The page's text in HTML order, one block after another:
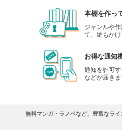
週刊東洋経済 2025/
880円 (税込)
あらすじを表示する
880 円 (税込)
本棚を作っ
ジャンルや
て、鍵もかけ
お得な通知
通知を許可
などが届きま
無料マンガ・ラノベなど、豊富なラ